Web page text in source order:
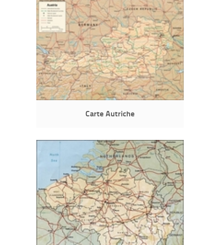
Carte Autriche